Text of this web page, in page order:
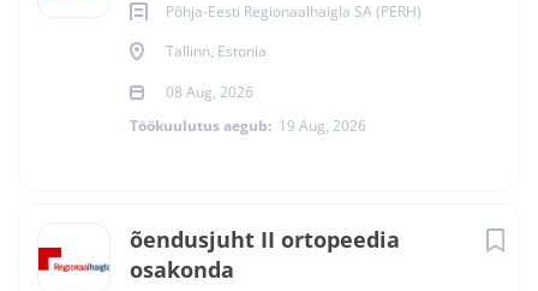
Põhja-Eesti Regionaalhaigla SA (PERH)
Tallinn, Estonia
08 Aug, 2026
Töökuulutus aegub: 19 Aug, 2026
õendusjuht II ortopeedia
osakonda